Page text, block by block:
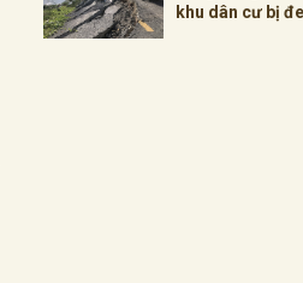
khu dân cư bị